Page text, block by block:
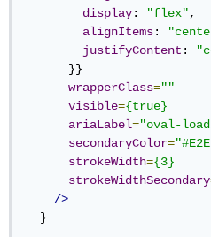
display: "flex",
alignItems:
justifyContent :
      }}
wrapperClass=""
visible={true}
ariaLabel="oval-
secondaryColor=
strokeWidth={3}
strokeWidthSecondary
/>
  }